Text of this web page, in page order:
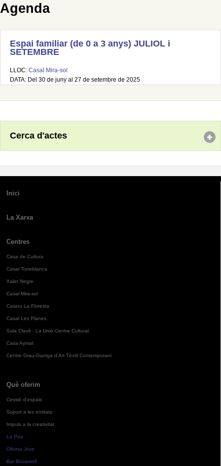
Agenda
Espai familiar (de 0 a 3 anys) JULIOL i
SETEMBRE
LLOC: Casal Mira-sol
DATA: Del 30 de juny al 27 de setembre de 2025
Cerca d'actes
Inici
La Xarxa
Centres
Casa de Cultura
Casal Torreblanca
Xalet Negre
Casal Mira-sol
Casino La Floresta
Casal Les Planes
Sala Clavé - La Unió Centre Cultural
Casa Aymat
Centre Grau-Garriga d'Art Tèxtil Contemporani
Què oferim
Cessió d'espais
Suport a les entitats
Impuls a la creativitat
La Pua
Oficina Jove
Bar Bocamoll